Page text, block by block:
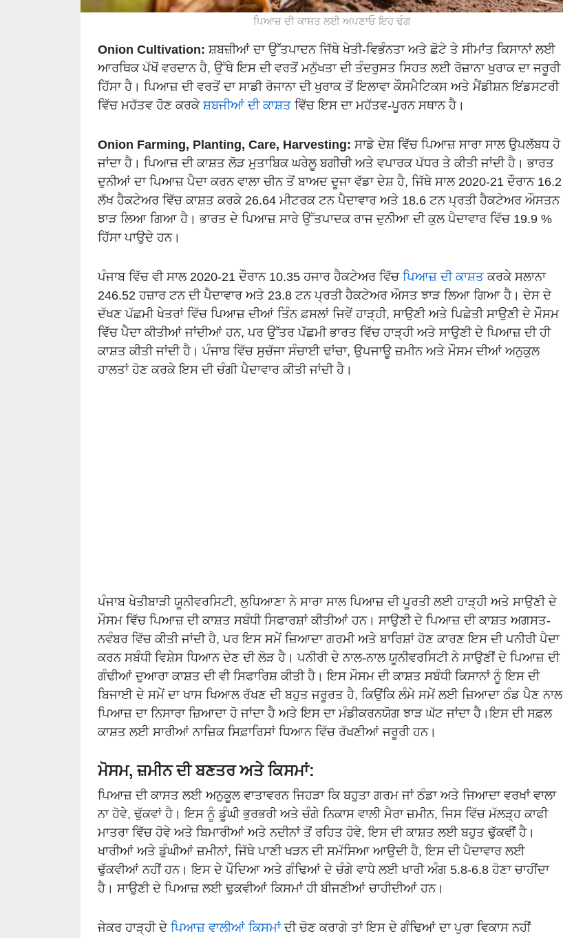
ਪਿਆਜ਼ ਦੀ ਕਾਸ਼ਤ ਲਈ ਅਪਣਾਓ ਇਹ ਢੰਗ
Onion Cultivation: ਸ਼ਬਜ਼ੀਆਂ ਦਾ ਉੱਤਪਾਦਨ ਜਿੱਥੇ ਖੇਤੀ-ਵਿਭੰਨਤਾ ਅਤੇ ਛੋਟੇ ਤੇ ਸੀਮਾਂਤ ਕਿਸਾਨਾਂ ਲਈ
ਆਰਥਿਕ ਪੱਖੋਂ ਵਰਦਾਨ ਹੈ, ਉੱਥੇ ਇਸ ਦੀ ਵਰਤੋਂ ਮਨੁੱਖਤਾ ਦੀ ਤੰਦਰੁਸਤ ਸਿਹਤ ਲਈ ਰੋਜ਼ਾਨਾ ਖੁਰਾਕ ਦਾ ਜਰੂਰੀ
ਹਿੱਸਾ ਹੈ। ਪਿਆਜ਼ ਦੀ ਵਰਤੋਂ ਦਾ ਸਾਡੀ ਰੋਜਾਨਾ ਦੀ ਖੁਰਾਕ ਤੋਂ ਇਲਾਵਾ ਕੌਸਮੈਟਿਕਸ ਅਤੇ ਮੈਂਡੀਸ਼ਨ ਇਂਡਸਟਰੀ
ਵਿੱਚ ਮਹੱਤਵ ਹੋਣ ਕਰਕੇਸ਼ਬਜੀਆਂ ਦੀ ਕਾਸ਼ਤ ਵਿੱਚ ਇਸ ਦਾ ਮਹੱਤਵ-ਪੂਰਨ ਸਥਾਨ ਹੈ।
Onion Farming, Planting, Care, Harvesting: ਸਾਡੇ ਦੇਸ਼ ਵਿੱਚ ਪਿਆਜ਼ ਸਾਰਾ ਸਾਲ ਉਪਲੱਬਧ ਹੋ
ਜਾਂਦਾ ਹੈ। ਪਿਆਜ਼ ਦੀ ਕਾਸ਼ਤ ਲੋੜ ਮੁਤਾਬਿਕ ਘਰੇਲੂ ਬਗੀਚੀ ਅਤੇ ਵਪਾਰਕ ਪੱਧਰ ਤੇ ਕੀਤੀ ਜਾਂਦੀ ਹੈ। ਭਾਰਤ
ਦੁਨੀਆਂ ਦਾ ਪਿਆਜ਼ ਪੈਦਾ ਕਰਨ ਵਾਲਾ ਚੀਨ ਤੋਂ ਬਾਅਦ ਦੂਜਾ ਵੱਡਾ ਦੇਸ਼ ਹੈ, ਜਿੱਥੇ ਸਾਲ 2020-21 ਦੌਰਾਨ 16.2
ਲੱਖ ਹੈਕਟੇਅਰ ਵਿੱਚ ਕਾਸ਼ਤ ਕਰਕੇ 26.64 ਮੀਟਰਕ ਟਨ ਪੈਦਾਵਾਰ ਅਤੇ 18.6 ਟਨ ਪ੍ਰਤੀ ਹੈਕਟੇਅਰ ਔਸਤਨ
ਝਾੜ ਲਿਆ ਗਿਆ ਹੈ। ਭਾਰਤ ਦੇ ਪਿਆਜ਼ ਸਾਰੇ ਉੱਤਪਾਦਕ ਰਾਜ ਦੁਨੀਆ ਦੀ ਕੁਲ ਪੈਦਾਵਾਰ ਵਿੱਚ 19.9 %
ਹਿੱਸਾ ਪਾਉਦੇ ਹਨ।
ਪੰਜਾਬ ਵਿੱਚ ਵੀ ਸਾਲ 2020-21 ਦੌਰਾਨ 10.35 ਹਜਾਰ ਹੈਕਟੇਅਰ ਵਿੱਚਪਿਆਜ਼ ਦੀ ਕਾਸ਼ਤ ਕਰਕੇ ਸਲਾਨਾ
246.52 ਹਜ਼ਾਰ ਟਨ ਦੀ ਪੈਦਾਵਾਰ ਅਤੇ 23.8 ਟਨ ਪ੍ਰਤੀ ਹੈਕਟੇਅਰ ਔਸਤ ਝਾੜ ਲਿਆ ਗਿਆ ਹੈ। ਦੇਸ ਦੇ
ਦੱਖਣ ਪੱਛਮੀ ਖੇਤਰਾਂ ਵਿੱਚ ਪਿਆਜ਼ ਦੀਆਂ ਤਿੰਨ ਫ਼ਸਲਾਂ ਜਿਵੇਂ ਹਾੜ੍ਹੀ, ਸਾਉਣੀ ਅਤੇ ਪਿਛੇਤੀ ਸਾਉਣੀ ਦੇ ਮੌਸਮ
ਵਿੱਚ ਪੈਦਾ ਕੀਤੀਆਂ ਜਾਂਦੀਆਂ ਹਨ, ਪਰ ਉੱਤਰ ਪੱਛਮੀ ਭਾਰਤ ਵਿੱਚ ਹਾੜ੍ਹੀ ਅਤੇ ਸਾਉਣੀ ਦੇ ਪਿਆਜ਼ ਦੀ ਹੀ
ਕਾਸ਼ਤ ਕੀਤੀ ਜਾਂਦੀ ਹੈ। ਪੰਜਾਬ ਵਿੱਚ ਸੁਚੱਜਾ ਸੰਚਾਈ ਢਾਂਚਾ, ਉਪਜਾਊ ਜ਼ਮੀਨ ਅਤੇ ਮੌਸਮ ਦੀਆਂ ਅਨੁਕੁਲ
ਹਾਲਤਾਂ ਹੋਣ ਕਰਕੇ ਇਸ ਦੀ ਚੰਗੀ ਪੈਦਾਵਾਰ ਕੀਤੀ ਜਾਂਦੀ ਹੈ।
ਪੰਜਾਬ ਖੇਤੀਬਾੜੀ ਯੂਨੀਵਰਸਿਟੀ, ਲੁਧਿਆਣਾ ਨੇ ਸਾਰਾ ਸਾਲ ਪਿਆਜ਼ ਦੀ ਪੂਰਤੀ ਲਈ ਹਾੜ੍ਹੀ ਅਤੇ ਸਾਉਣੀ ਦੇ
ਮੌਸਮ ਵਿੱਚ ਪਿਆਜ਼ ਦੀ ਕਾਸ਼ਤ ਸਬੰਧੀ ਸਿਫਾਰਸ਼ਾਂ ਕੀਤੀਆਂ ਹਨ। ਸਾਉਣੀ ਦੇ ਪਿਆਜ਼ ਦੀ ਕਾਸ਼ਤ ਅਗਸਤ-
ਨਵੰਬਰ ਵਿੱਚ ਕੀਤੀ ਜਾਂਦੀ ਹੈ, ਪਰ ਇਸ ਸਮੇਂ ਜ਼ਿਆਦਾ ਗਰਮੀ ਅਤੇ ਬਾਰਿਸ਼ਾਂ ਹੋਣ ਕਾਰਣ ਇਸ ਦੀ ਪਨੀਰੀ ਪੈਦਾ
ਕਰਨ ਸਬੰਧੀ ਵਿਸ਼ੇਸ ਧਿਆਨ ਦੇਣ ਦੀ ਲੋੜ ਹੈ। ਪਨੀਰੀ ਦੇ ਨਾਲ-ਨਾਲ ਯੂਨੀਵਰਸਿਟੀ ਨੇ ਸਾਉਣੀਂ ਦੇ ਪਿਆਜ਼ ਦੀ
ਗੰਢੀਆਂ ਦੁਆਰਾ ਕਾਸ਼ਤ ਦੀ ਵੀ ਸਿਫਾਰਿਸ਼ ਕੀਤੀ ਹੈ। ਇਸ ਮੌਸਮ ਦੀ ਕਾਸ਼ਤ ਸਬੰਧੀ ਕਿਸਾਨਾਂ ਨੂੰ ਇਸ ਦੀ
ਬਿਜਾਈ ਦੇ ਸਮੇਂ ਦਾ ਖਾਸ ਖਿਆਲ ਰੱਖਣ ਦੀ ਬਹੁਤ ਜਰੂਰਤ ਹੈ, ਕਿਉਂਕਿ ਲੰਮੇ ਸਮੇਂ ਲਈ ਜ਼ਿਆਦਾ ਠੰਡ ਪੈਣ ਨਾਲ
ਪਿਆਜ਼ ਦਾ ਨਿਸਾਰਾ ਜ਼ਿਆਦਾ ਹੋ ਜਾਂਦਾ ਹੈ ਅਤੇ ਇਸ ਦਾ ਮੰਡੀਕਰਨਯੋਗ ਝਾੜ ਘੱਟ ਜਾਂਦਾ ਹੈ।ਇਸ ਦੀ ਸਫ਼ਲ
ਕਾਸ਼ਤ ਲਈ ਸਾਰੀਆਂ ਨਾਜ਼ਿਕ ਸਿਫ਼ਾਰਿਸਾਂ ਧਿਆਨ ਵਿੱਚ ਰੱਖਣੀਆਂ ਜਰੂਰੀ ਹਨ।
ਮੋਸਮ, ਜ਼ਮੀਨ ਦੀ ਬਣਤਰ ਅਤੇ ਕਿਸਮਾਂ:
ਪਿਆਜ਼ ਦੀ ਕਾਸਤ ਲਈ ਅਨੁਕੂਲ ਵਾਤਾਵਰਨ ਜਿਹੜਾ ਕਿ ਬਹੁਤਾ ਗਰਮ ਜਾਂ ਠੰਡਾ ਅਤੇ ਜਿਆਦਾ ਵਰਖਾਂ ਵਾਲਾ
ਨਾ ਹੋਵੇ, ਢੁੱਕਵਾਂ ਹੈ। ਇਸ ਨੂੰ ਡੂੰਘੀ ਭੁਰਭਰੀ ਅਤੇ ਚੰਗੇ ਨਿਕਾਸ ਵਾਲੀ ਮੈਰਾ ਜ਼ਮੀਨ, ਜਿਸ ਵਿੱਚ ਮੱਲੜ੍ਹ ਕਾਫੀ
ਮਾਤਰਾ ਵਿੱਚ ਹੋਵੇ ਅਤੇ ਬਿਮਾਰੀਆਂ ਅਤੇ ਨਦੀਨਾਂ ਤੋਂ ਰਹਿਤ ਹੋਵੇ, ਇਸ ਦੀ ਕਾਸ਼ਤ ਲਈ ਬਹੁਤ ਢੁੱਕਵੀਂ ਹੈ।
ਖਾਰੀਆਂ ਅਤੇ ਡੁੰਘੀਆਂ ਜ਼ਮੀਨਾਂ, ਜਿੱਥੇ ਪਾਣੀ ਖੜਨ ਦੀ ਸਮੱਸਿਆ ਆਉਦੀ ਹੈ, ਇਸ ਦੀ ਪੈਦਾਵਾਰ ਲਈ
ਢੁੱਕਵੀਆਂ ਨਹੀਂ ਹਨ। ਇਸ ਦੇ ਪੌਦਿਆ ਅਤੇ ਗੰਢਿਆਂ ਦੇ ਚੰਗੇ ਵਾਧੇ ਲਈ ਖਾਰੀ ਅੰਗ 5.8-6.8 ਹੋਣਾ ਚਾਹੀਂਦਾ
ਹੈ। ਸਾਉਣੀ ਦੇ ਪਿਆਜ਼ ਲਈ ਢੁਕਵੀਆਂ ਕਿਸਮਾਂ ਹੀ ਬੀਜਣੀਆਂ ਚਾਹੀਦੀਆਂ ਹਨ।
ਜੇਕਰ ਹਾੜ੍ਹੀ ਦੇਪਿਆਜ਼ ਵਾਲੀਆਂ ਕਿਸਮਾਂਦੀ ਚੋਣ ਕਰਾਗੇ ਤਾਂ ਇਸ ਦੇ ਗੰਢਿਆਂ ਦਾ ਪੁਰਾ ਵਿਕਾਸ ਨਹੀਂ